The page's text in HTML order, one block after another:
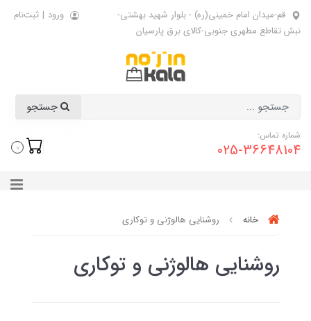
قم-میدان امام خمینی(ره) - بلوار شهید بهشتی-
نبش تقاطع مطهری جنوبی-کالای برق پارسیان
ورود | ثبت‌نام
شماره تماس:
025-36648104
0
خانه روشنایی هالوژنی و توکاری
روشنایی هالوژنی و توکاری